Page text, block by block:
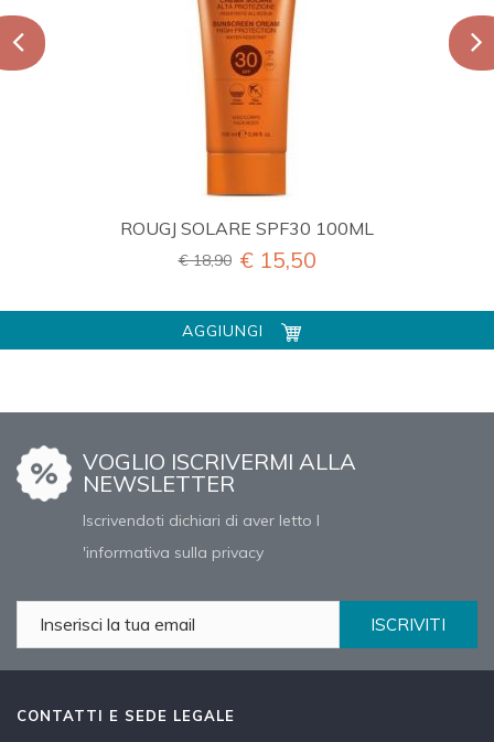
ROUGJ SOLARE SPF30 100ML
€ 18,90 € 15,50
AGGIUNGI
VOGLIO ISCRIVERMI ALLA
NEWSLETTER
Iscrivendoti dichiari di aver letto l
'informativa sulla privacy
ISCRIVITI
CONTATTI E SEDE LEGALE